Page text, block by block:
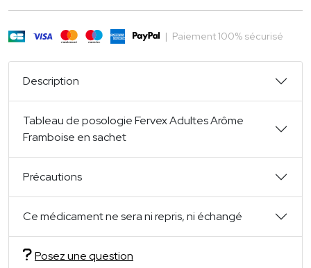
| Paiement 100% sécurisé
Description
Tableau de posologie Fervex Adultes Arôme
Framboise en sachet
Précautions
Ce médicament ne sera ni repris, ni échangé
Posez une question